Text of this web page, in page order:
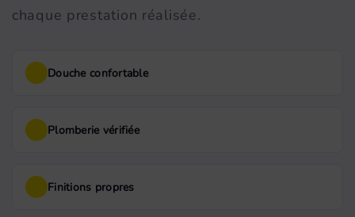
chaque prestation réalisée.
Douche confortable
Plomberie vérifiée
Finitions propres